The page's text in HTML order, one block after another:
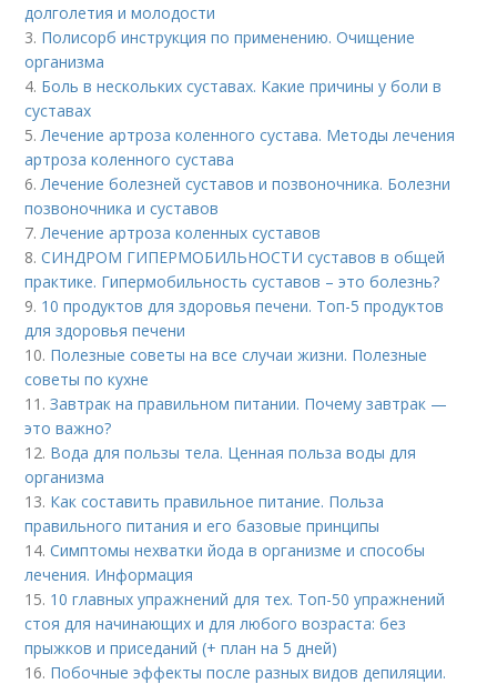
долголетия и молодости
3. Полисорб инструкция по применению. Очищение
организма
4. Боль в нескольких суставах. Какие причины у боли в
суставах
5. Лечение артроза коленного сустава. Методы лечения
артроза коленного сустава
6. Лечение болезней суставов и позвоночника. Болезни
позвоночника и суставов
7. Лечение артроза коленных суставов
8.СИНДРОМ ГИПЕРМОБИЛЬНОСТИ суставов в общей
практике. Гипермобильность суставов – это болезнь?
9. 10 продуктов для здоровья печени. Топ-5 продуктов
для здоровья печени
10. Полезные советы на все случаи жизни. Полезные
советы по кухне
11.Завтрак на правильном питании. Почему завтрак —
это важно?
12. Вода для пользы тела. Ценная польза воды для
организма
13. Как составить правильное питание. Польза
правильного питания и его базовые принципы
14.Симптомы нехватки йода в организме и способы
лечения. Информация
15. 10 главных упражнений для тех. Топ-50 упражнений
стоя для начинающих и для любого возраста: без
прыжков и приседаний (+ план на 5 дней)
16. Побочные эффекты после разных видов депиляции.